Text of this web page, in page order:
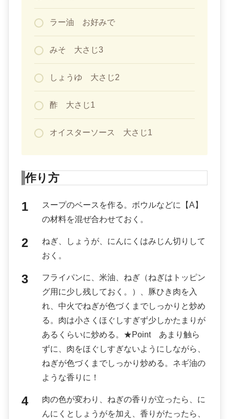
ラー油 お好みで
みそ 大さじ3
しょうゆ 大さじ2
酢 大さじ1
オイスターソース 大さじ1
作り方
スープのベースを作る。ボウルなどに【A】
の材料を混ぜ合わせておく。
ねぎ、しょうが、にんにくはみじん切りして
おく。
フライパンに、米油、ねぎ（ねぎはトッピン
グ用に少し残しておく。）、豚ひき肉を入
れ、中火でねぎが色づくまでしっかりと炒め
る。肉は小さくほぐしすぎず少しかたまりが
あるくらいに炒める。★Point あまり触ら
ずに、肉をほぐしすぎないようにしながら、
ねぎが色づくまでしっかり炒める。ネギ油の
ような香りに！
肉の色が変わり、ねぎの香りが立ったら、に
んにくとしょうがを加え、香りがたったら、